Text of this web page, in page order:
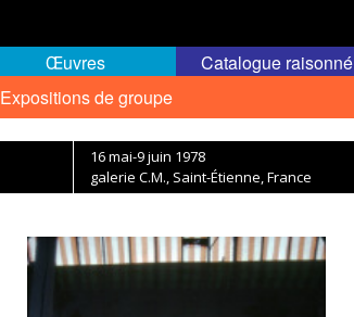
Expositions de groupe
Œuvres Catalogue raisonné
16 mai-9 juin 1978
galerie C.M., Saint-Étienne, France